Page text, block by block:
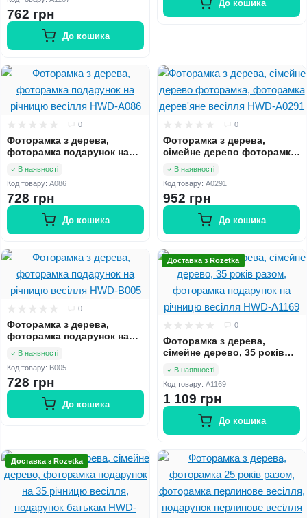
порцелянове весілля HWD-
A1167
762 грн
До кошика
До кошика
0
Фоторамка з дерева,
фоторамка подарунок на
В наявності
Код товару: A086
728 грн
До кошика
0
Фоторамка з дерева,
сімейне дерево фоторамка,
весілля HWD-A0291
В наявності
Код товару: A0291
952 грн
До кошика
0
Фоторамка з дерева,
фоторамка подарунок на
В наявності
Код товару: B005
728 грн
До кошика
Доставка з Rozetka
0
Фоторамка з дерева,
сімейне дерево, 35 років
подарунок на річницю
весілля HWD-A1169
В наявності
Код товару: A1169
1 109 грн
До кошика
Доставка з Rozetka